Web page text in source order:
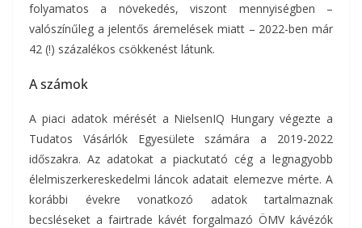
folyamatos a növekedés, viszont mennyiségben –
valószínűleg a jelentős áremelések miatt – 2022-ben már
42 (!) százalékos csökkenést látunk.
A számok
A piaci adatok mérését a NielsenIQ Hungary végezte a
Tudatos Vásárlók Egyesülete számára a 2019-2022
időszakra. Az adatokat a piackutató cég a legnagyobb
élelmiszerkereskedelmi láncok adatait elemezve mérte. A
korábbi évekre vonatkozó adatok tartalmaznak
becsléseket a fairtrade kávét forgalmazó ÖMV kávézók